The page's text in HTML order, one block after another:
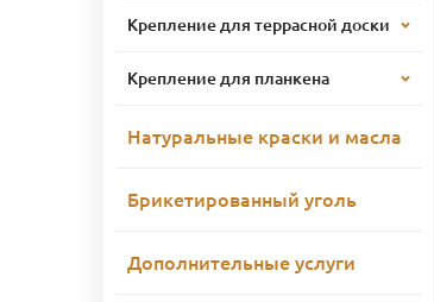
Крепление для террасной доски
Крепление для планкена
Натуральные краски и масла
Брикетированный уголь
Дополнительные услуги